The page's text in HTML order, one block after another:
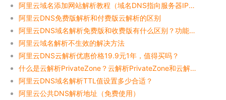
阿里云域名添加网站解析教程（域名DNS指向服务器IP地址）
阿里云DNS免费版解析和付费版云解析的区别
阿里云DNS域名解析免费版和收费版有什么区别？功能对照表一目了然
阿里云域名解析不生效的解决方法
阿里云DNS云解析优惠价格19.9元1年，值得买吗？
什么是云解析PrivateZone？云解析PrivateZone和云解析DNS的区别
阿里云DNS域名解析TTL值设置多少合适？
阿里云公共DNS解析地址（免费使用）